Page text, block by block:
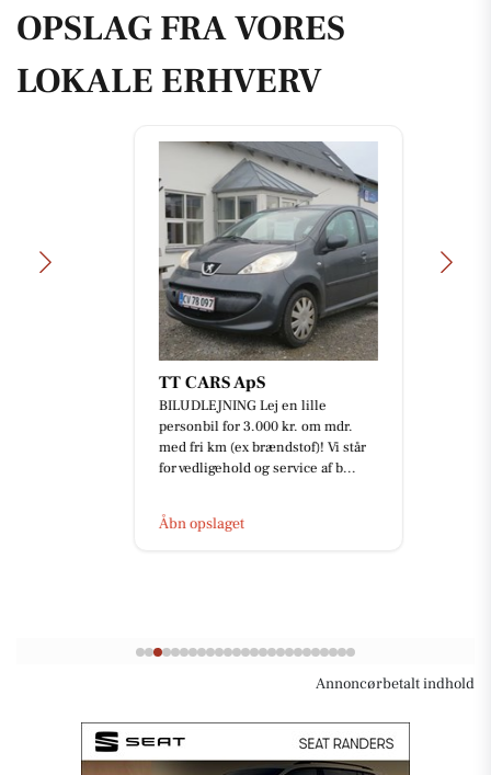
OPSLAG FRA VORES
LOKALE ERHVERV
TT CARS ApS
BILUDLEJNING Lej en lille
personbil for 3.000 kr. om mdr.
med fri km (ex brændstof)! Vi står
for vedligehold og service af b...
Åbn opslaget
Annoncørbetalt indhold